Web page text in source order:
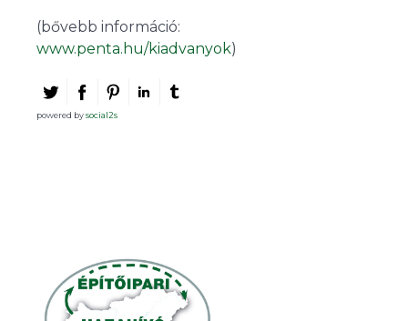
(bővebb információ:
www.penta.hu/kiadvanyok)
powered bysocial2s